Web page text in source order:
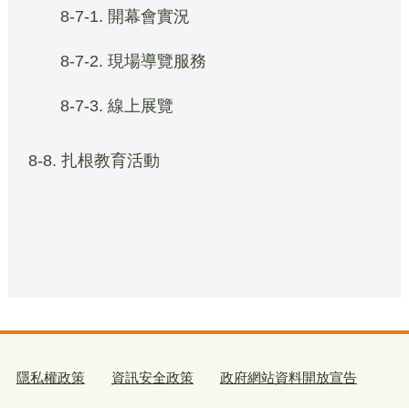
8-7-1. 開幕會實況
8-7-2. 現場導覽服務
8-7-3. 線上展覽
8-8. 扎根教育活動
隱私權政策 資訊安全政策 政府網站資料開放宣告